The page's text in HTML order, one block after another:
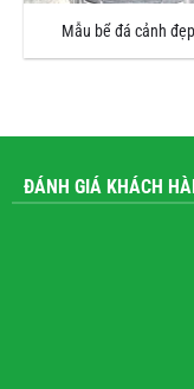
Mẫu bể đá cảnh
ĐÁNH GIÁ KHÁCH